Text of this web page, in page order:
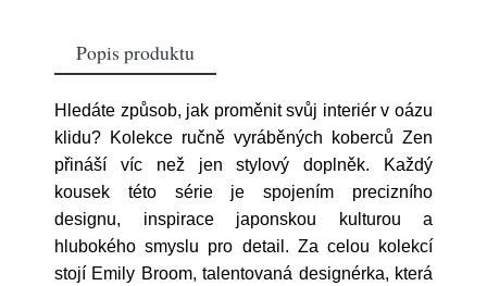
Popis produktu
Hledáte způsob, jak proměnit svůj interiér v oázu
klidu? Kolekce ručně vyráběných koberců Zen
přináší víc než jen stylový doplněk. Každý
kousek této série je spojením precizního
designu, inspirace japonskou kulturou a
hlubokého smyslu pro detail. Za celou kolekcí
stojí Emily Broom, talentovaná designérka, která